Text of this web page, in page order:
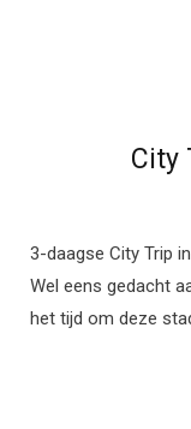
City
3-daagse City Trip
Wel eens gedacht
het tijd om deze